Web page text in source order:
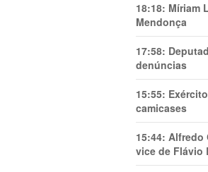
18:18: Míriam
Mendonça
17:58:
denúncias
15:55:
camicases
15:44: Alfredo
vice de Flávio